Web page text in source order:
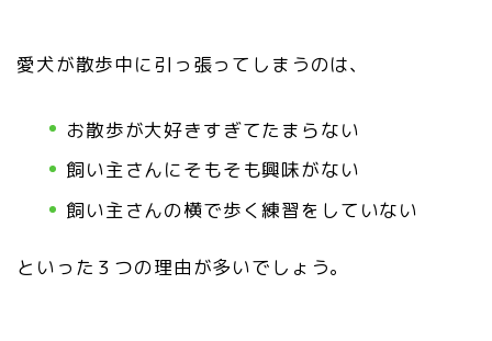
愛犬が散歩中に引っ張ってしまうのは、
お散歩が大好きすぎてたまらない
飼い主さんにそもそも興味がない
飼い主さんの横で歩く練習をしていない
といった３つの理由が多いでしょう。